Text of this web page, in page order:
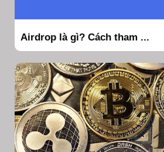
Airdrop là gì? Cách tham ...